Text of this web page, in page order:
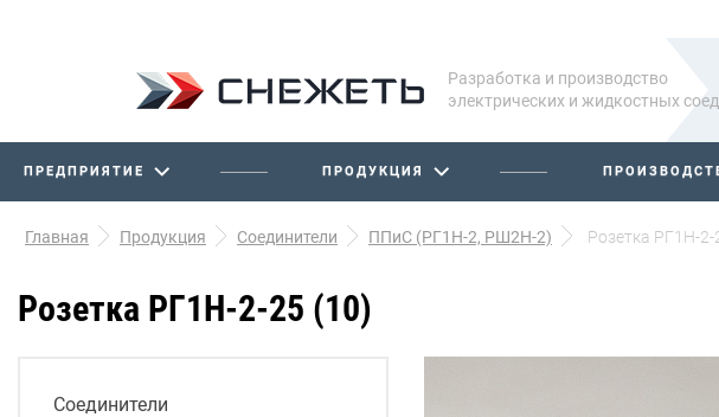
Разработка и производство
электрических и жидкостных
ПРЕДПРИЯТИЕ ПРОДУКЦИЯ
Главная Продукция Соединители ППиС (РГ1Н-2, РШ2Н-2) Розетка РГ1Н-2-
Розетка РГ1Н-2-25 (10)
Соединители